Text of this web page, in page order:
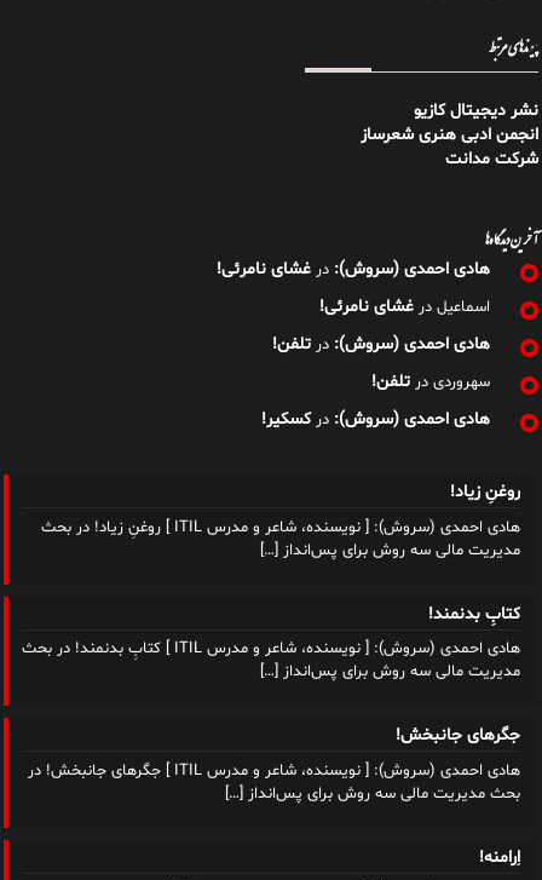
پیوندهای مرتبط
نشر دیجیتال کازیو
انجمن ادبی هنری شعرساز
شرکت مدانت
آخرین دیدگاه‌ها
هادی احمدی (سروش): در غشای نامرئی!
اسماعیل در غشای نامرئی!
هادی احمدی (سروش): در تلفن!
سهروردی در تلفن!
هادی احمدی (سروش): درکسکیر!
روغنِ زیاد!
هادی احمدی (سروش): [ نویسنده، شاعر و مدرس ITIL ] روغنِ زیاد! در بحث
مدیریت مالی سه روش برای پس‌انداز […]
کتابِ بدنمند!
هادی احمدی (سروش): [ نویسنده، شاعر و مدرس ITIL ] کتابِ بدنمند! در بحث
مدیریت مالی سه روش برای پس‌انداز […]
جگرهای جانبخش!
هادی احمدی (سروش): [ نویسنده، شاعر و مدرس ITIL ] جگرهای جانبخش! در
بحث مدیریت مالی سه روش برای پس‌انداز […]
اِرامنه!